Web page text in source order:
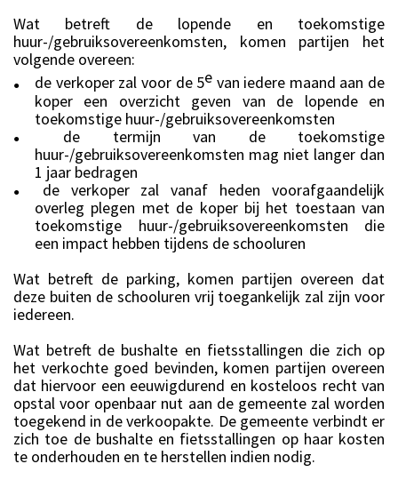
Wat betreft de lopende en toekomstige
huur-/gebruiksovereenkomsten, komen partijen het
volgende overeen:
● de verkoper zal voor de 5e van iedere maand aan de
koper een overzicht geven van de lopende en
toekomstige huur-/gebruiksovereenkomsten
●
de termijn van de toekomstige
huur-/gebruiksovereenkomsten mag niet langer dan
1 jaar bedragen
●
de verkoper zal vanaf heden voorafgaandelijk
overleg plegen met de koper bij het toestaan van
toekomstige huur-/gebruiksovereenkomsten die
een impact hebben tijdens de schooluren
Wat betreft de parking, komen partijen overeen dat
deze buiten de schooluren vrij toegankelijk zal zijn voor
iedereen.
Wat betreft de bushalte en fietsstallingen die zich op
het verkochte goed bevinden, komen partijen overeen
dat hiervoor een eeuwigdurend en kosteloos recht van
opstal voor openbaar nut aan de gemeente zal worden
toegekend in de verkoopakte. De gemeente verbindt er
zich toe de bushalte en fietsstallingen op haar kosten
te onderhouden en te herstellen indien nodig.